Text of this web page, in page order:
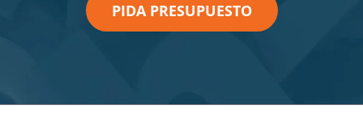
PIDA PRESUPUESTO